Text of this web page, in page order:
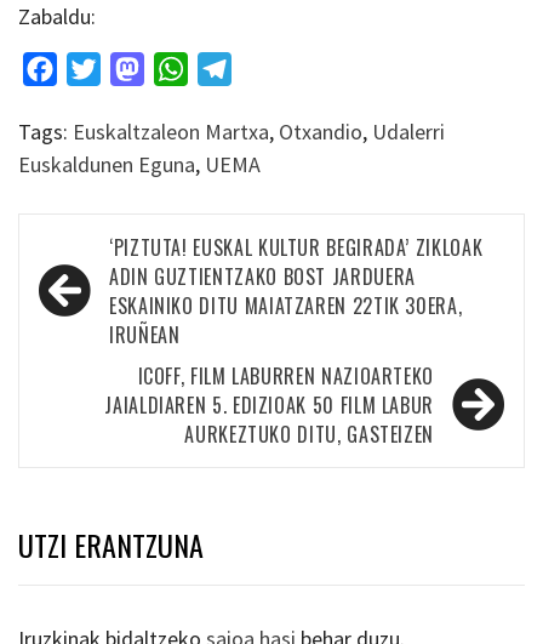
Zabaldu:
FacebookTwitterMastodonWhatsApp
Tags: Euskaltzaleon Martxa, Otxandio, Udalerri
Euskaldunen Eguna, UEMA
Bidalketetan
zehar
nabigatu
‘PIZTUTA! EUSKAL KULTUR BEGIRADA’ ZIKLOAK
ADIN GUZTIENTZAKO BOST JARDUERA
ESKAINIKO DITU MAIATZAREN 22TIK 30ERA,
IRUÑEAN
ICOFF, FILM LABURREN NAZIOARTEKO
JAIALDIAREN 5. EDIZIOAK 50 FILM LABUR
AURKEZTUKO DITU, GASTEIZEN
UTZI ERANTZUNA
Iruzkinak bidaltzeko saioa hasi behar duzu.